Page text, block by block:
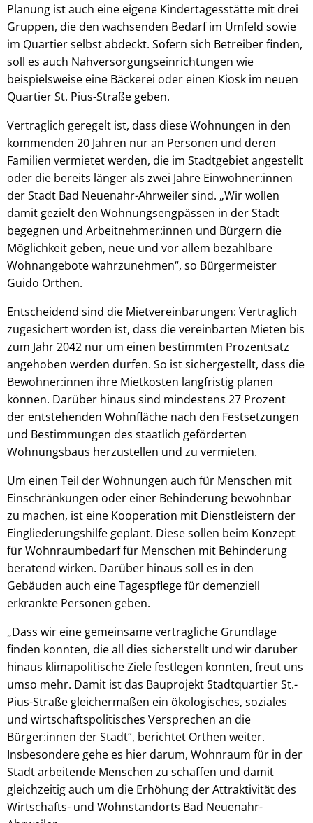
Planung ist auch eine eigene Kindertagesstätte mit drei
Gruppen, die den wachsenden Bedarf im Umfeld sowie
im Quartier selbst abdeckt. Sofern sich Betreiber finden,
soll es auch Nahversorgungseinrichtungen wie
beispielsweise eine Bäckerei oder einen Kiosk im neuen
Quartier St. Pius-Straße geben.
Vertraglich geregelt ist, dass diese Wohnungen in den
kommenden 20 Jahren nur an Personen und deren
Familien vermietet werden, die im Stadtgebiet angestellt
oder die bereits länger als zwei Jahre Einwohner:innen
der Stadt Bad Neuenahr-Ahrweiler sind. „Wir wollen
damit gezielt den Wohnungsengpässen in der Stadt
begegnen und Arbeitnehmer:innen und Bürgern die
Möglichkeit geben, neue und vor allem bezahlbare
Wohnangebote wahrzunehmen“, so Bürgermeister
Guido Orthen.
Entscheidend sind die Mietvereinbarungen: Vertraglich
zugesichert worden ist, dass die vereinbarten Mieten bis
zum Jahr 2042 nur um einen bestimmten Prozentsatz
angehoben werden dürfen. So ist sichergestellt, dass die
Bewohner:innen ihre Mietkosten langfristig planen
können. Darüber hinaus sind mindestens 27 Prozent
der entstehenden Wohnfläche nach den Festsetzungen
und Bestimmungen des staatlich geförderten
Wohnungsbaus herzustellen und zu vermieten.
Um einen Teil der Wohnungen auch für Menschen mit
Einschränkungen oder einer Behinderung bewohnbar
zu machen, ist eine Kooperation mit Dienstleistern der
Eingliederungshilfe geplant. Diese sollen beim Konzept
für Wohnraumbedarf für Menschen mit Behinderung
beratend wirken. Darüber hinaus soll es in den
Gebäuden auch eine Tagespflege für demenziell
erkrankte Personen geben.
„Dass wir eine gemeinsame vertragliche Grundlage
finden konnten, die all dies sicherstellt und wir darüber
hinaus klimapolitische Ziele festlegen konnten, freut uns
umso mehr. Damit ist das Bauprojekt Stadtquartier St.-
Pius-Straße gleichermaßen ein ökologisches, soziales
und wirtschaftspolitisches Versprechen an die
Bürger:innen der Stadt“, berichtet Orthen weiter.
Insbesondere gehe es hier darum, Wohnraum für in der
Stadt arbeitende Menschen zu schaffen und damit
gleichzeitig auch um die Erhöhung der Attraktivität des
Wirtschafts- und Wohnstandorts Bad Neuenahr-